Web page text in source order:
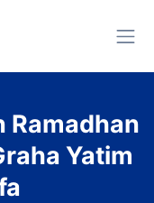
Ramadhan
Yatim